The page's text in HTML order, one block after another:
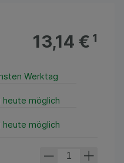
13,14 €¹
Werktag
möglich
möglich